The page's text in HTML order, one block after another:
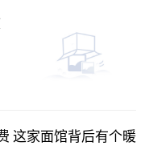
这家面馆背后有个暖